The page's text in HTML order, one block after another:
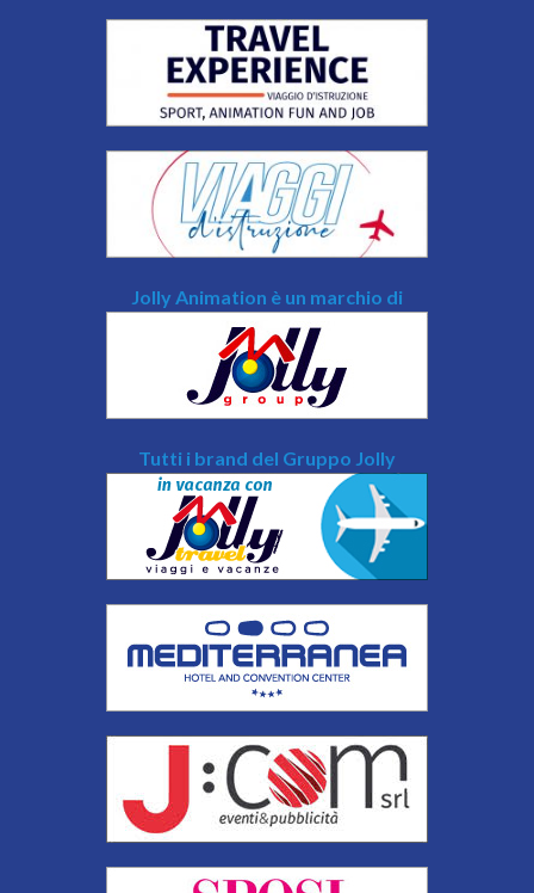
Jolly Animation è un marchio di
Tutti i brand del Gruppo Jolly